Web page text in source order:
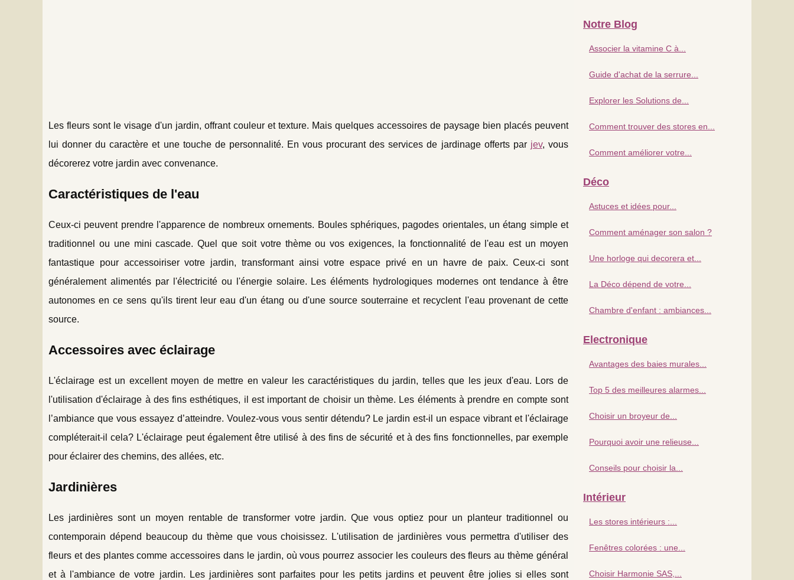
Les fleurs sont le visage d'un jardin, offrant couleur et texture. Mais quelques accessoires de paysage bien placés peuvent
lui donner du caractère et une touche de personnalité. En vous procurant des services de jardinage offerts par jev, vous
décorerez votre jardin avec convenance.
Caractéristiques de l'eau
Ceux-ci peuvent prendre l'apparence de nombreux ornements. Boules sphériques, pagodes orientales, un étang simple et
traditionnel ou une mini cascade. Quel que soit votre thème ou vos exigences, la fonctionnalité de l'eau est un moyen
fantastique pour accessoiriser votre jardin, transformant ainsi votre espace privé en un havre de paix. Ceux-ci sont
généralement alimentés par l'électricité ou l'énergie solaire. Les éléments hydrologiques modernes ont tendance à être
autonomes en ce sens qu'ils tirent leur eau d'un étang ou d'une source souterraine et recyclent l'eau provenant de cette
source.
Accessoires avec éclairage
L'éclairage est un excellent moyen de mettre en valeur les caractéristiques du jardin, telles que les jeux d'eau. Lors de
l'utilisation d'éclairage à des fins esthétiques, il est important de choisir un thème. Les éléments à prendre en compte sont
l’ambiance que vous essayez d’atteindre. Voulez-vous vous sentir détendu? Le jardin est-il un espace vibrant et l'éclairage
compléterait-il cela? L'éclairage peut également être utilisé à des fins de sécurité et à des fins fonctionnelles, par exemple
pour éclairer des chemins, des allées, etc.
Jardinières
Les jardinières sont un moyen rentable de transformer votre jardin. Que vous optiez pour un planteur traditionnel ou
contemporain dépend beaucoup du thème que vous choisissez. L'utilisation de jardinières vous permettra d'utiliser des
fleurs et des plantes comme accessoires dans le jardin, où vous pourrez associer les couleurs des fleurs au thème général
et à l'ambiance de votre jardin. Les jardinières sont parfaites pour les petits jardins et peuvent être jolies si elles sont
Notre Blog
Associer la vitamine C à...
Guide d'achat de la serrure...
Explorer les Solutions de...
Comment trouver des stores en...
Comment améliorer votre...
Déco
Astuces et idées pour...
Comment aménager son salon ?
Une horloge qui decorera et...
La Déco dépend de votre...
Chambre d'enfant : ambiances...
Electronique
Avantages des baies murales...
Top 5 des meilleures alarmes...
Choisir un broyeur de...
Pourquoi avoir une relieuse...
Conseils pour choisir la...
Intérieur
Les stores intérieurs :...
Fenêtres colorées : une...
Choisir Harmonie SAS,...